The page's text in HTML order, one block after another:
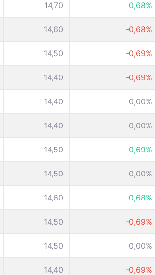
14,70 0,68%
14,60 -0,68%
14,50 -0,69%
14,40 -0,69%
14,40 0,00%
14,40 0,00%
14,50 0,69%
14,50 0,00%
14,60 0,68%
14,50 -0,69%
14,50 0,00%
14,40 -0,69%